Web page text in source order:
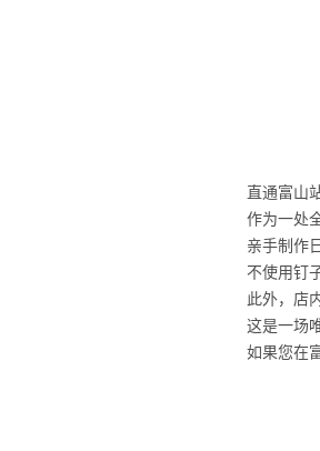
直通富山
作为一处
亲手制作
不使用钉
此外， 店
这是一场
如果您在